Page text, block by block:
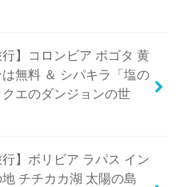
行】コロンビア ボゴタ 黄
無料 ＆ シパキラ「塩の
エのダンジョンの世
行】ボリビア ラパス イン
チチカカ湖 太陽の島